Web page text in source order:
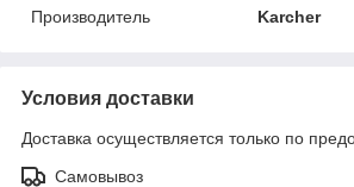
Производитель
Karcher
Условия доставки
Доставка осуществляется только по
Самовывоз